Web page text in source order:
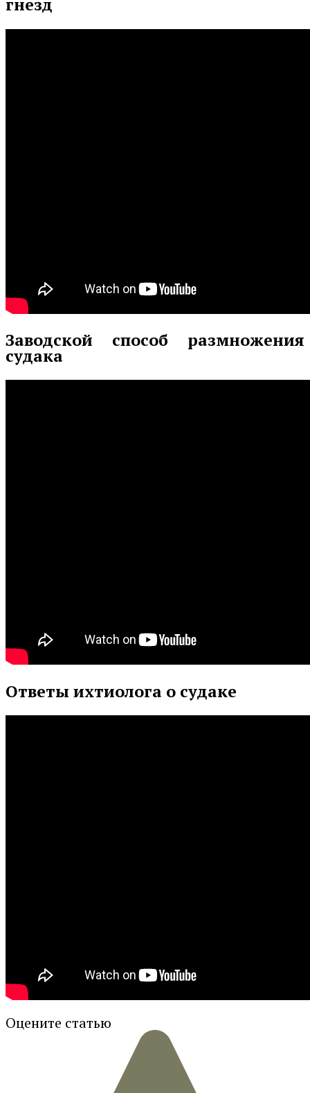
гнезд
Заводской способ размножения
судака
Ответы ихтиолога о судаке
Оцените статью